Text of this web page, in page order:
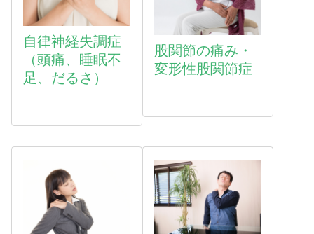
自律神経失調症
（頭痛、睡眠不
足、だるさ）
股関節の痛み・
変形性股関節症